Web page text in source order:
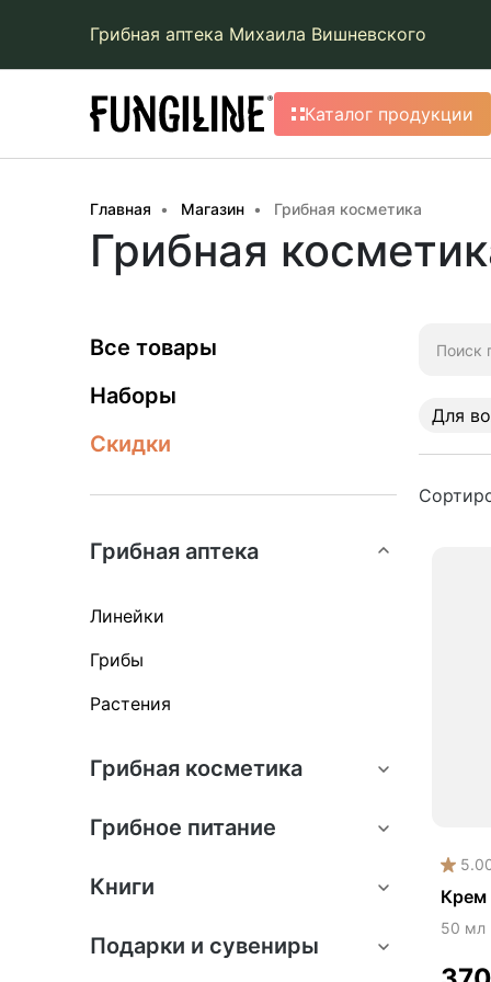
Грибная аптека Михаила Вишневского
Каталог продукции
Главная Магазин Грибная косметика
Грибная
Для
Крем
50 мл
Все товары
Наборы
Скидки
Грибная аптека
Линейки
Грибы
Растения
Грибная косметика
Грибное питание
Книги
Подарки и сувениры